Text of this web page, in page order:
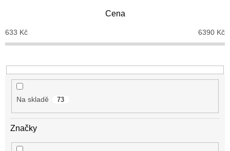
o
d
k
t
Cena
633 Kč 6390 Kč
Na skladě 73
Značky